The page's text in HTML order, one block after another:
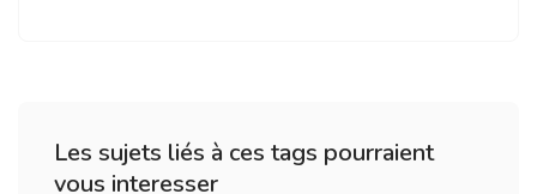
Les sujets liés à ces tags pourraient
vous interesser